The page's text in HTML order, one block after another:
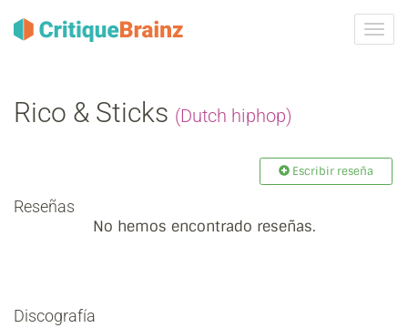
la
Rico & Sticks (Dutch hiphop)
Escribir reseña
Reseñas
No hemos encontrado reseñas.
Discografía